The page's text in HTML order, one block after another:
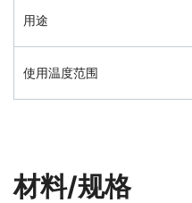
用途
使用温度范围
材料/规格